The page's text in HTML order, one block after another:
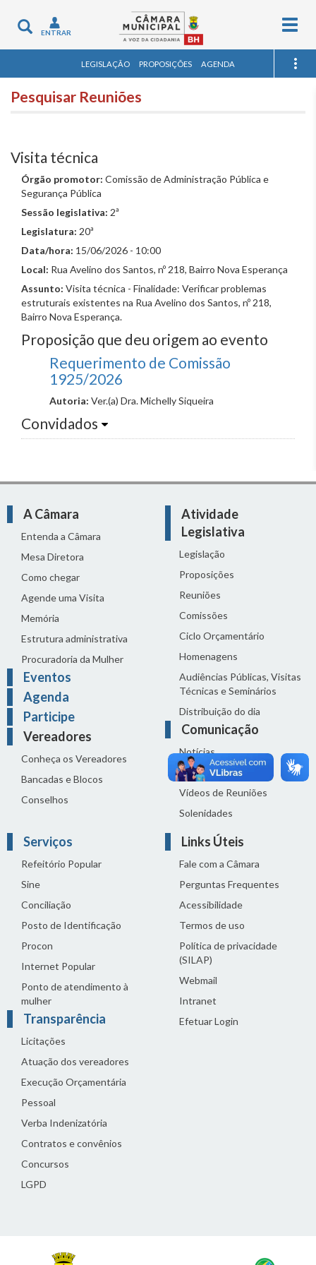
Toggle
navigation
ENTRAR
LEGISLAÇÃO PROPOSIÇÕES AGENDA
Pesquisar Reuniões
Visita técnica
Órgão promotor: Comissão de Administração Pública e
Segurança Pública
Sessão legislativa: 2ª
Legislatura: 20ª
Data/hora: 15/06/2026 - 10:00
Local: Rua Avelino dos Santos, nº 218, Bairro Nova Esperança
Assunto: Visita técnica - Finalidade: Verificar problemas
estruturais existentes na Rua Avelino dos Santos, nº 218,
Bairro Nova Esperança.
Proposição que deu origem ao evento
Requerimento de Comissão
1925/2026
Autoria: Ver.(a) Dra. Michelly Siqueira
Convidados
A Câmara
Entenda a Câmara
Mesa Diretora
Como chegar
Agende uma Visita
Memória
Estrutura administrativa
Procuradoria da Mulher
Eventos
Agenda
Participe
Vereadores
Conheça os Vereadores
Bancadas e Blocos
Conselhos
Atividade
Legislativa
Legislação
Proposições
Reuniões
Comissões
Ciclo Orçamentário
Homenagens
Audiências Públicas, Visitas
Técnicas e Seminários
Distribuição do dia
Comunicação
Notícias
Sala de Imprensa
Vídeos de Reuniões
Solenidades
Serviços
Refeitório Popular
Sine
Conciliação
Posto de Identificação
Procon
Internet Popular
Ponto de atendimento à
mulher
Transparência
Licitações
Atuação dos vereadores
Execução Orçamentária
Pessoal
Verba Indenizatória
Contratos e convênios
Concursos
LGPD
Links Úteis
Fale com a Câmara
Perguntas Frequentes
Acessibilidade
Termos de uso
Política de privacidade
(SILAP)
Webmail
Intranet
Efetuar Login